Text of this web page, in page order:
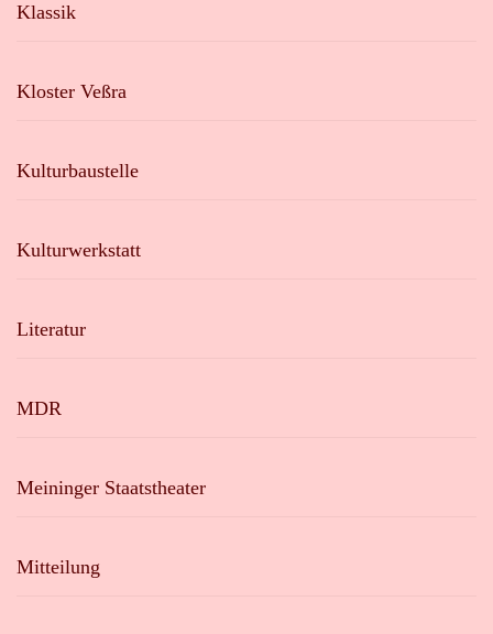
Klassik
Kloster Veßra
Kulturbaustelle
Kulturwerkstatt
Literatur
MDR
Meininger Staatstheater
Mitteilung